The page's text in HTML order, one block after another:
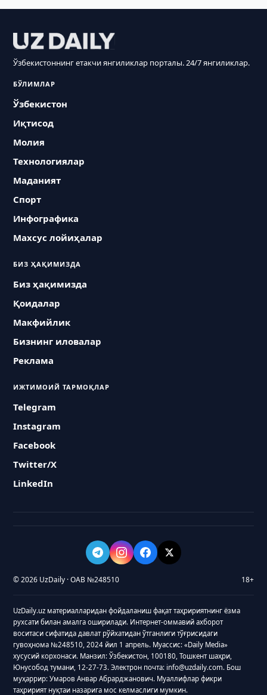
Ўзбекистоннинг етакчи янгиликлар порталы. 24/7 янгиликлар.
БЎЛИМЛАР
Ўзбекистон
Иқтисод
Молия
Технологиялар
Маданият
Спорт
Инфографика
Махсус лойиҳалар
БИЗ ҲАҚИМИЗДА
Биз ҳақимизда
Қоидалар
Макфийлик
Бизнинг иловалар
Реклама
ИЖТИМОИЙ ТАРМОҚЛАР
Telegram
Instagram
Facebook
Twitter/X
LinkedIn
© 2026 UzDaily · ОАВ №248510 18+
UzDaily.uz материалларидан фойдаланиш фақат таҳририятнинг ёзма
рухсати билан амалга оширилади. Интернет-оммавий ахборот
воситаси сифатида давлат рўйхатидан ўтганлиги тўғрисидаги
гувоҳнома №248510, 2024 йил 1 апрель. Муассис: «Daily Media»
хусусий корхонаси. Манзил: Ўзбекистон, 100180, Тошкент шаҳри,
Юнусобод тумани, 12-27-73. Электрон почта: info@uzdaily.com. Бош
муҳаррир: Умаров Анвар Абрарджанович. Муаллифлар фикри
таҳририят нуқтаи назарига мос келмаслиги мумкин.